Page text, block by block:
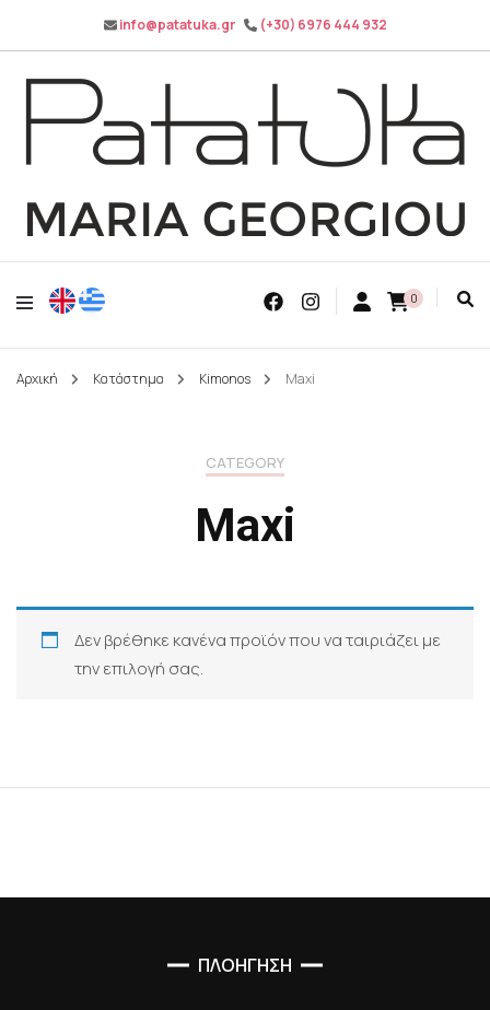
info@patatuka.gr (+30) 6976 444 932
Patatuka
Maria Georgiou
0
Αρχική Κατάστημα Kimonos Maxi
CATEGORY
Maxi
Δεν βρέθηκε κανένα προϊόν που να ταιριάζει με
την επιλογή σας.
ΠΛΟΗΓΗΣΗ